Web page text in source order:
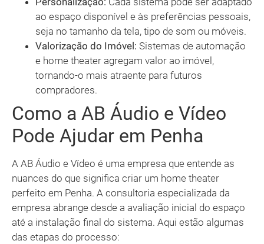
ao espaço disponível e às preferências pessoais,
seja no tamanho da tela, tipo de som ou móveis.
Valorização do Imóvel: Sistemas de automação
e home theater agregam valor ao imóvel,
tornando-o mais atraente para futuros
compradores.
Como a AB Áudio e Vídeo
Pode Ajudar em Penha
A AB Áudio e Vídeo é uma empresa que entende as
nuances do que significa criar um home theater
perfeito em Penha. A consultoria especializada da
empresa abrange desde a avaliação inicial do espaço
até a instalação final do sistema. Aqui estão algumas
das etapas do processo: